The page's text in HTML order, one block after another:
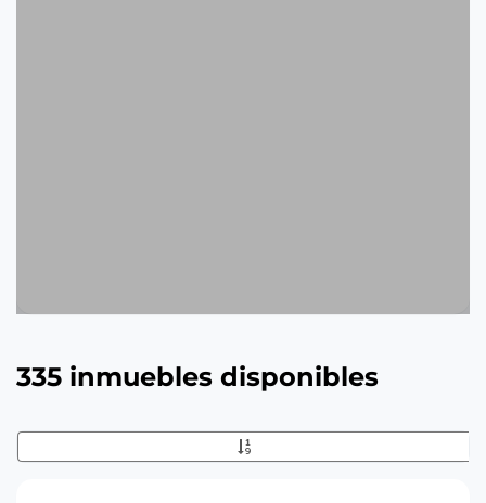
335 inmuebles disponibles